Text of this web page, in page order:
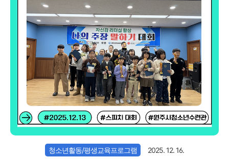
청소년활동/평생교육프로그램 2025. 12. 16.